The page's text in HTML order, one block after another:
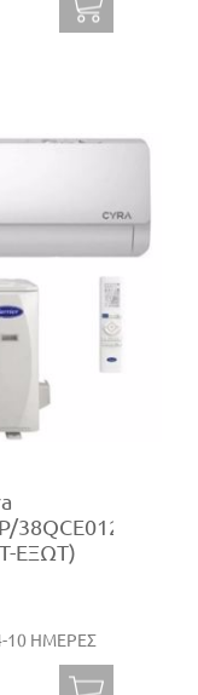
38QCE012D8SP
ΕΞΩΤ)
10 ΗΜΕΡΕΣ